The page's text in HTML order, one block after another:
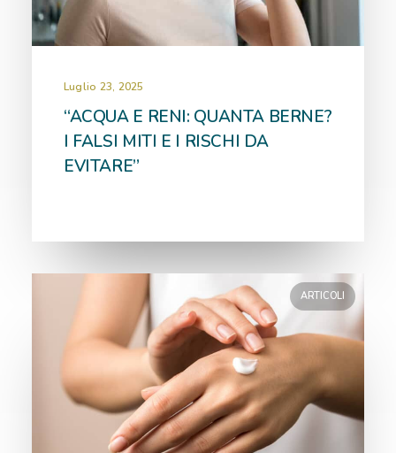
Luglio 23, 2025
“ACQUA E RENI: QUANTA BERNE?
I FALSI MITI E I RISCHI DA
EVITARE”
ARTICOLI